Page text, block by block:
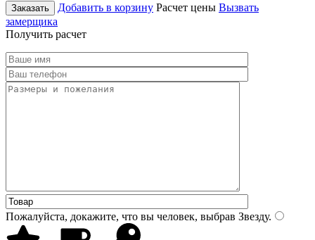
Заказать Добавить в корзину Расчет цены Вызвать
замерщика
Получить расчет
Пожалуйста, докажите, что вы человек, выбрав Звезду.